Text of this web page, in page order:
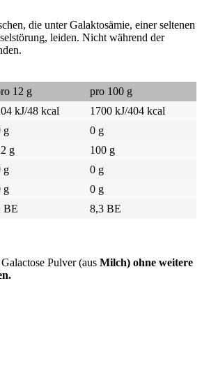
die unter Galaktosämie, einer seltenen
leiden. Nicht während der
12 g
pro 100 g
kJ/48 kcal
1700 kJ/404 kcal
g
0 g
g
100 g
g
0 g
g
0 g
BE 8,3 BE
Pulver (aus Milch) ohne weitere